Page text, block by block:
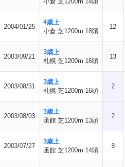
2004/01/25
4歳上
小倉 芝1200m 18頭
12
2003/09/21
3歳上
札幌 芝1200m 16頭
13
2003/08/31
3歳上
札幌 芝1200m 16頭
2
2003/08/03
3歳上
函館 芝1200m 13頭
2
2003/07/27
3歳上
函館 芝1200m 14頭
8